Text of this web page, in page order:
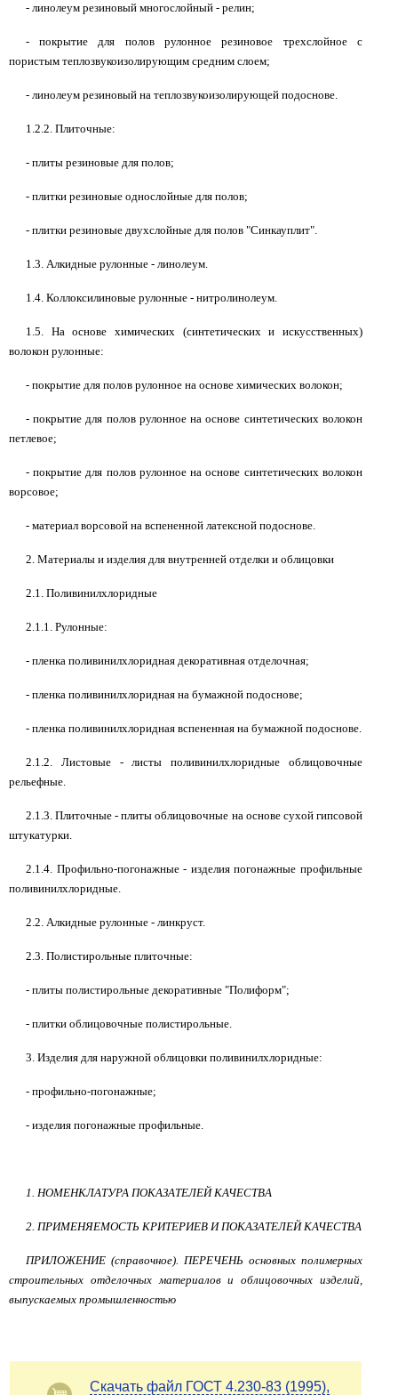
- линолеум резиновый многослойный - релин;
- покрытие для полов рулонное резиновое трехслойное с
пористым теплозвукоизолирующим средним слоем;
- линолеум резиновый на теплозвукоизолирующей подоснове.
1.2.2. Плиточные:
- плиты резиновые для полов;
- плитки резиновые однослойные для полов;
- плитки резиновые двухслойные для полов "Синкауплит".
1.3. Алкидные рулонные - линолеум.
1.4. Коллоксилиновые рулонные - нитролинолеум.
1.5. На основе химических (синтетических и искусственных)
волокон рулонные:
- покрытие для полов рулонное на основе химических волокон;
- покрытие для полов рулонное на основе синтетических волокон
петлевое;
- покрытие для полов рулонное на основе синтетических волокон
ворсовое;
- материал ворсовой на вспененной латексной подоснове.
2. Материалы и изделия для внутренней отделки и облицовки
2.1. Поливинилхлоридные
2.1.1. Рулонные:
- пленка поливинилхлоридная декоративная отделочная;
- пленка поливинилхлоридная на бумажной подоснове;
- пленка поливинилхлоридная вспененная на бумажной подоснове.
2.1.2. Листовые - листы поливинилхлоридные облицовочные
рельефные.
2.1.3. Плиточные - плиты облицовочные на основе сухой гипсовой
штукатурки.
2.1.4. Профильно-погонажные - изделия погонажные профильные
поливинилхлоридные.
2.2. Алкидные рулонные - линкруст.
2.3. Полистирольные плиточные:
- плиты полистирольные декоративные "Полиформ";
- плитки облицовочные полистирольные.
3. Изделия для наружной облицовки поливинилхлоридные:
- профильно-погонажные;
- изделия погонажные профильные.
1. НОМЕНКЛАТУРА ПОКАЗАТЕЛЕЙ КАЧЕСТВА
2. ПРИМЕНЯЕМОСТЬ КРИТЕРИЕВ И ПОКАЗАТЕЛЕЙ КАЧЕСТВА
ПРИЛОЖЕНИЕ (справочное). ПЕРЕЧЕНЬ основных полимерных
строительных отделочных материалов и облицовочных изделий,
выпускаемых промышленностью
Скачать файл ГОСТ 4.230-83 (1995),